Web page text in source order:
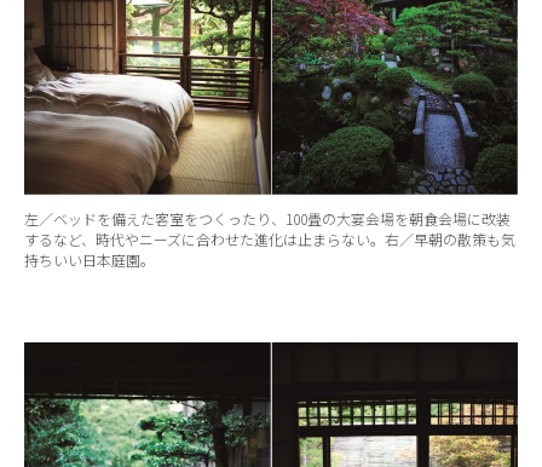
左／ベッドを備えた客室をつくったり、100畳の大宴会場を朝食会場に改装
するなど、時代やニーズに合わせた進化は止まらない。右／早朝の散策も気
持ちいい日本庭園。